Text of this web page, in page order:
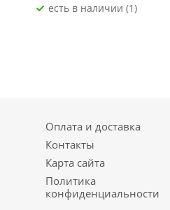
Есть в наличии (1)
Оплата и доставка
Контакты
Карта сайта
Политика
конфиденциальности